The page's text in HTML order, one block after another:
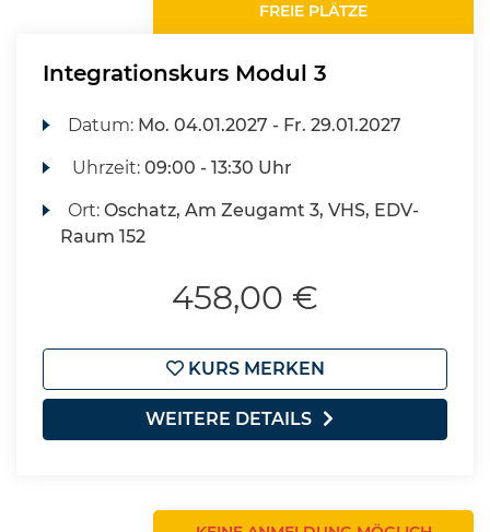
FREIE PLÄTZE
Integrationskurs Modul 3
Datum: Mo. 04.01.2027 - Fr. 29.01.2027
Uhrzeit:09:00 - 13:30 Uhr
Ort:Oschatz, Am Zeugamt 3, VHS, EDV-
Raum 152
458,00 €
KURS MERKEN
WEITERE DETAILS